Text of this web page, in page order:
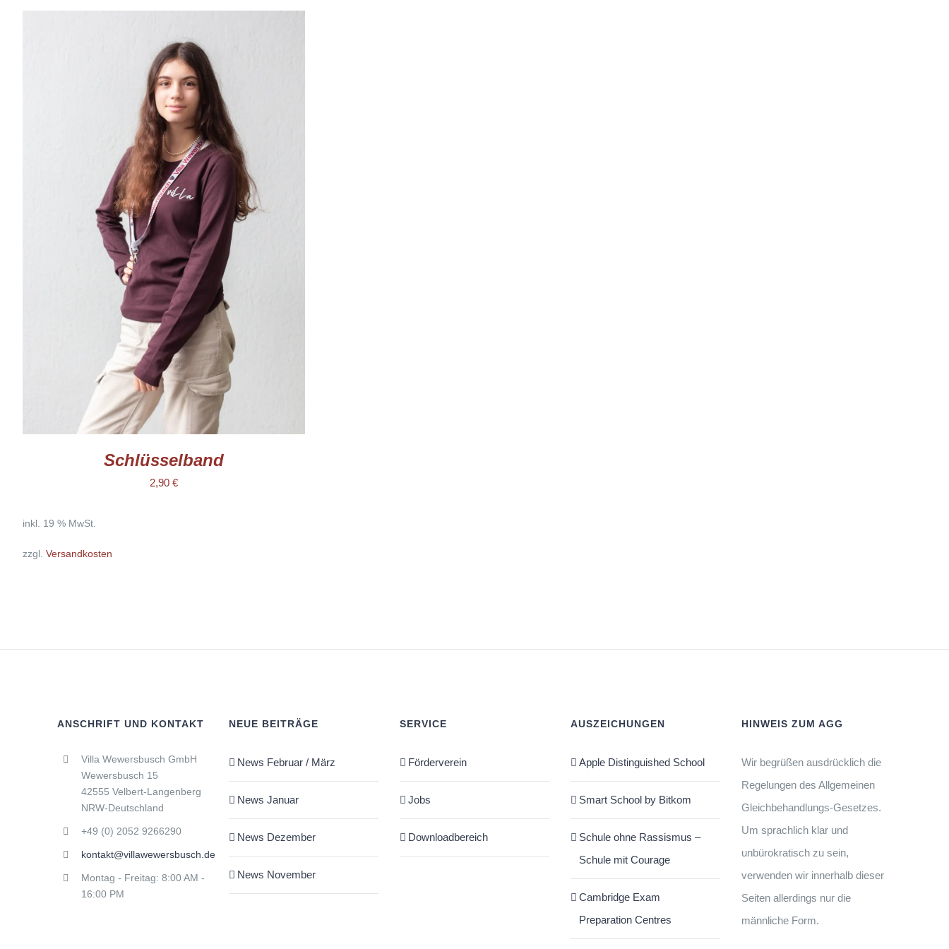
IN DEN WARENKORB DETAILS
Schlüsselband
2,90 €
inkl. 19 % MwSt.
zzgl. Versandkosten
ANSCHRIFT UND KONTAKT
Villa Wewersbusch GmbH
Wewersbusch 15
42555 Velbert-Langenberg
NRW-Deutschland
+49 (0) 2052 9266290
kontakt@villawewersbusch.de
Montag - Freitag: 8:00 AM -
16:00 PM
NEUE BEITRÄGE
News Februar / März
News Januar
News Dezember
News November
SERVICE
Förderverein
Jobs
Downloadbereich
AUSZEICHUNGEN
Apple Distinguished School
Smart School by Bitkom
Schule ohne Rassismus –
Schule mit Courage
Cambridge Exam
Preparation Centres
HINWEIS ZUM AGG
Wir begrüßen ausdrücklich die
Regelungen des Allgemeinen
Gleichbehandlungs-Gesetzes.
Um sprachlich klar und
unbürokratisch zu sein,
verwenden wir innerhalb dieser
Seiten allerdings nur die
männliche Form.